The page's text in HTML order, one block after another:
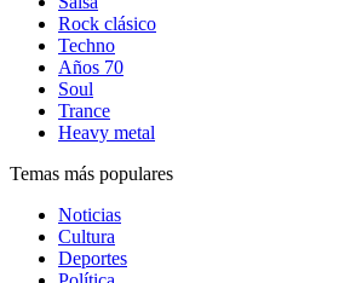
Rock clásico
Techno
Años 70
Soul
Trance
Heavy metal
Temas más populares
Noticias
Cultura
Deportes